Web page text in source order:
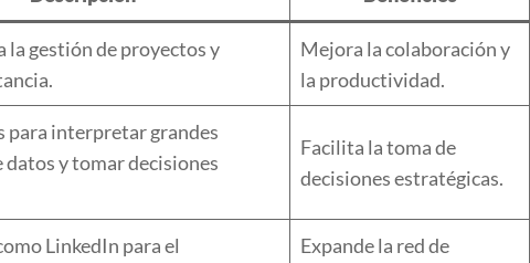
la gestión de proyectos y
Mejora la colaboración y
la productividad.
para interpretar grandes
datos y tomar decisiones
Facilita la toma de
decisiones estratégicas.
LinkedIn para el
Expande la red de